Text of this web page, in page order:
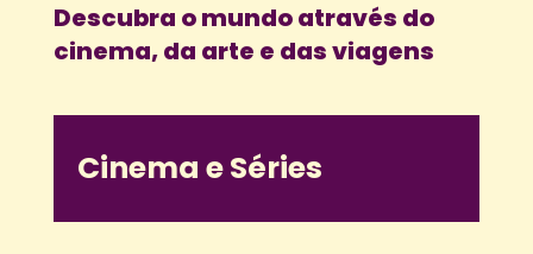
Descubra o mundo através do
cinema, da arte e das viagens
Cinema e Séries